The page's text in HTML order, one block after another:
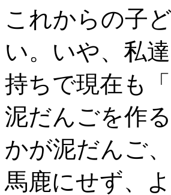
これからの子
い。いや、私
持ちで現在も
泥だんごを作
かが泥だんご
馬鹿にせず、